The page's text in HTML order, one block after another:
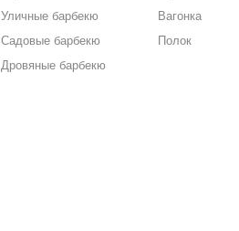
Уличные барбекю
Садовые барбекю
Дровяные барбекю
Вагонка
Полок